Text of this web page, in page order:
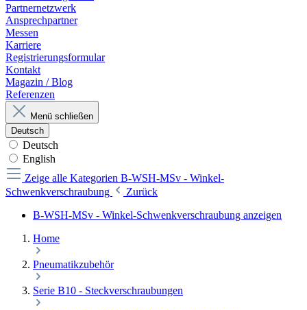
Partnernetzwerk
Ansprechpartner
Messen
Karriere
Registrierungsformular
Kontakt
Magazin / Blog
Referenzen
Menü schließen
Deutsch
Deutsch
English
Zeige alle Kategorien B-WSH-MSv - Winkel-
Schwenkverschraubung
Zurück
B-WSH-MSv - Winkel-Schwenkverschraubung anzeigen
Home
Pneumatikzubehör
Serie B10 - Steckverschraubungen